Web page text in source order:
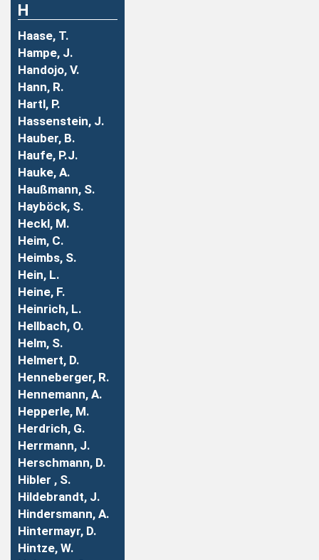
H
Haase, T.
Hampe, J.
Handojo, V.
Hann, R.
Hartl, P.
Hassenstein, J.
Hauber, B.
Haufe, P.J.
Hauke, A.
Haußmann, S.
Hayböck, S.
Heckl, M.
Heim, C.
Heimbs, S.
Hein, L.
Heine, F.
Heinrich, L.
Hellbach, O.
Helm, S.
Helmert, D.
Henneberger, R.
Hennemann, A.
Hepperle, M.
Herdrich, G.
Herrmann, J.
Herschmann, D.
Hibler , S.
Hildebrandt, J.
Hindersmann, A.
Hintermayr, D.
Hintze, W.